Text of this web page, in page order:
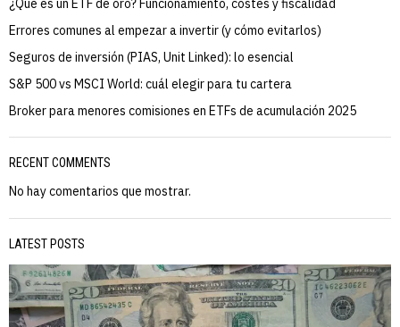
¿Qué es un ETF de oro? Funcionamiento, costes y fiscalidad
Errores comunes al empezar a invertir (y cómo evitarlos)
Seguros de inversión (PIAS, Unit Linked): lo esencial
S&P 500 vs MSCI World: cuál elegir para tu cartera
Broker para menores comisiones en ETFs de acumulación 2025
RECENT COMMENTS
No hay comentarios que mostrar.
LATEST POSTS